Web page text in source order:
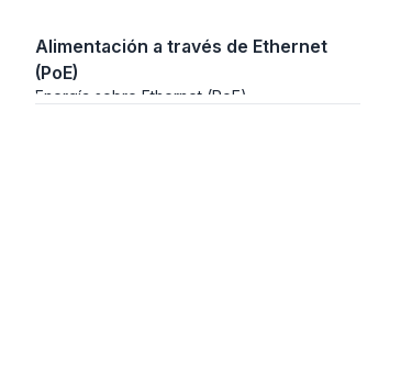
Alimentación a través de Ethernet
(PoE)
Energía sobre Ethernet (PoE)